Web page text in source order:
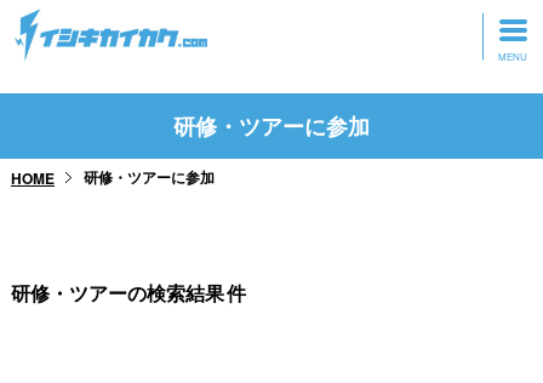
トップページ
研修・ツアーに参加
研修・ツアーに参加
HOME 研修・ツアーに参加
研修・ツアーの検索結果件